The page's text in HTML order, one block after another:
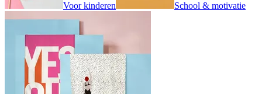
Voor kinderen School & motivatie